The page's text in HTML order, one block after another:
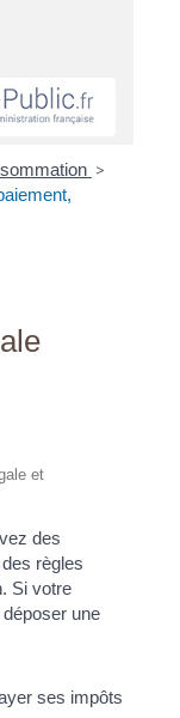
>
et
des
règles
Si votre
une
ses impôts